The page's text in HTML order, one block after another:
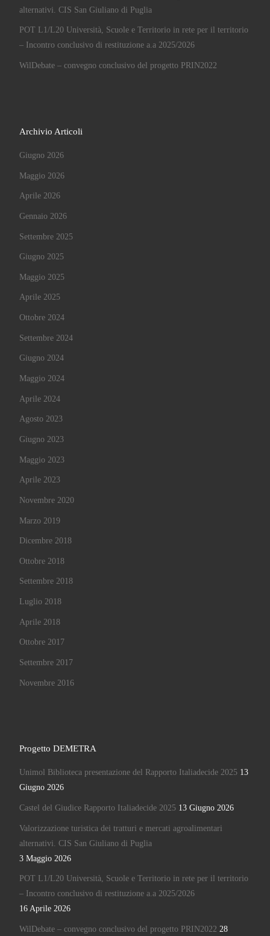
alternativi. CIS San Giuliano di Puglia
POT L1/L20 Università, Scuole e Territorio in rete per il territorio
– Incontro conclusivo di restituzione a.a 2025/2026
WilDebate – convegno conclusivo del progetto PRIN2022
Archivio Articoli
Giugno 2026
Maggio 2026
Aprile 2026
Gennaio 2026
Settembre 2025
Giugno 2025
Maggio 2025
Aprile 2025
Ottobre 2024
Settembre 2024
Giugno 2024
Maggio 2024
Aprile 2024
Agosto 2023
Giugno 2023
Maggio 2023
Aprile 2023
Novembre 2020
Marzo 2019
Dicembre 2018
Ottobre 2018
Settembre 2018
Luglio 2018
Aprile 2018
Ottobre 2017
Settembre 2017
Novembre 2016
Progetto DEMETRA
Unimol Biblioteca presentazione del Rapporto Italiadecide 2025 13
Giugno 2026
Castel del Giudice Rapporto Italiadecide 2025 13 Giugno 2026
Valorizzazione turistica dei tratturi e mercati agroalimentari
alternativi. CIS San Giuliano di Puglia
3 Maggio 2026
POT L1/L20 Università, Scuole e Territorio in rete per il territorio
– Incontro conclusivo di restituzione a.a 2025/2026
16 Aprile 2026
WilDebate – convegno conclusivo del progetto PRIN2022 28